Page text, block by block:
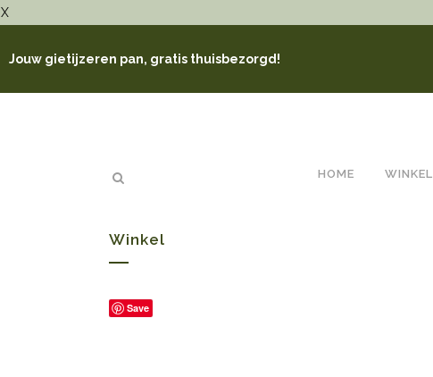
X
Jouw gietijzeren pan, gratis thuisbezorgd!
HOME WINKEL
Winkel
Save